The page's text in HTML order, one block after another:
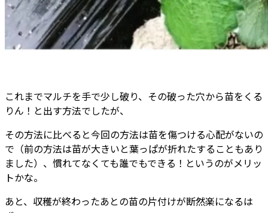
これまでマルチを手で少し破り、その破った穴から苗をくる
りん！と出す方法でしたが、
その方法に比べると今回の方法は苗を傷つける心配がないの
で（前の方法は苗が大きいと葉っぱが折れたすることもあり
ました）、慣れてなくても誰でもできる！というのがメリッ
トかな。
あと、収穫が終わったあとの苗の片付けが断然楽になるは